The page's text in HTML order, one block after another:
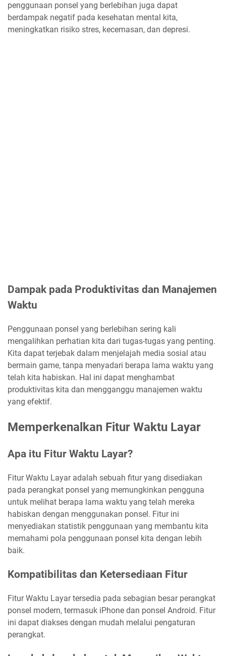
penggunaan ponsel yang berlebihan juga dapat
berdampak negatif pada kesehatan mental kita,
meningkatkan risiko stres, kecemasan, dan depresi.
Dampak pada Produktivitas dan Manajemen
Waktu
Penggunaan ponsel yang berlebihan sering kali
mengalihkan perhatian kita dari tugas-tugas yang penting.
Kita dapat terjebak dalam menjelajah media sosial atau
bermain game, tanpa menyadari berapa lama waktu yang
telah kita habiskan. Hal ini dapat menghambat
produktivitas kita dan mengganggu manajemen waktu
yang efektif.
Memperkenalkan Fitur Waktu Layar
Apa itu Fitur Waktu Layar?
Fitur Waktu Layar adalah sebuah fitur yang disediakan
pada perangkat ponsel yang memungkinkan pengguna
untuk melihat berapa lama waktu yang telah mereka
habiskan dengan menggunakan ponsel. Fitur ini
menyediakan statistik penggunaan yang membantu kita
memahami pola penggunaan ponsel kita dengan lebih
baik.
Kompatibilitas dan Ketersediaan Fitur
Fitur Waktu Layar tersedia pada sebagian besar perangkat
ponsel modern, termasuk iPhone dan ponsel Android. Fitur
ini dapat diakses dengan mudah melalui pengaturan
perangkat.